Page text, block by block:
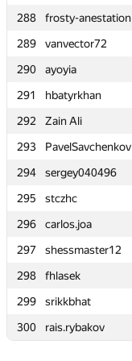
288
frosty-anestation
289
vanvector72
290
ayoyia
291
hbatyrkhan
292
Zain Ali
293
PavelSavchenkov
294
sergey040496
295
stczhc
296
carlos.joa
297
shessmaster12
298
fhlasek
299
srikkbhat
300
rais.rybakov
288
frosty-anestation
289
vanvector72
290
ayoyia
291
hbatyrkhan
292
Zain Ali
293
PavelSavchenkov
294
sergey040496
295
stczhc
296
carlos.joa
297
shessmaster12
298
fhlasek
299
srikkbhat
300
rais.rybakov